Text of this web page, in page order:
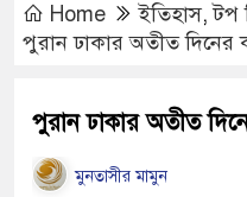
Home ইতিহাস,টপ
পুরান ঢাকার অতীত দিনের
পুরান ঢাকার অতীত
মুনতাসীর মামুন